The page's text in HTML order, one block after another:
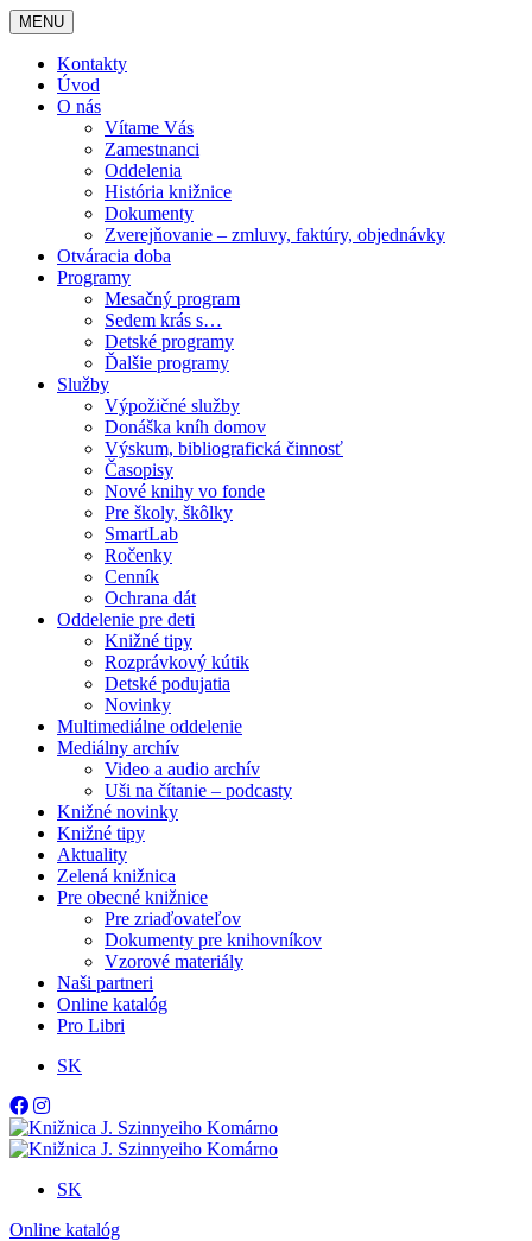
MENU
Kontakty
Úvod
O nás
Vítame Vás
Zamestnanci
Oddelenia
História knižnice
Dokumenty
Zverejňovanie – zmluvy, faktúry, objednávky
Otváracia doba
Programy
Mesačný program
Sedem krás s…
Detské programy
Ďalšie programy
Služby
Výpožičné služby
Donáška kníh domov
Výskum, bibliografická činnosť
Časopisy
Nové knihy vo fonde
Pre školy, škôlky
SmartLab
Ročenky
Cenník
Ochrana dát
Oddelenie pre deti
Knižné tipy
Rozprávkový kútik
Detské podujatia
Novinky
Multimediálne oddelenie
Mediálny archív
Video a audio archív
Uši na čítanie – podcasty
Knižné novinky
Knižné tipy
Aktuality
Zelená knižnica
Pre obecné knižnice
Pre zriaďovateľov
Dokumenty pre knihovníkov
Vzorové materiály
Naši partneri
Online katalóg
Pro Libri
SK
SK
Online katalóg